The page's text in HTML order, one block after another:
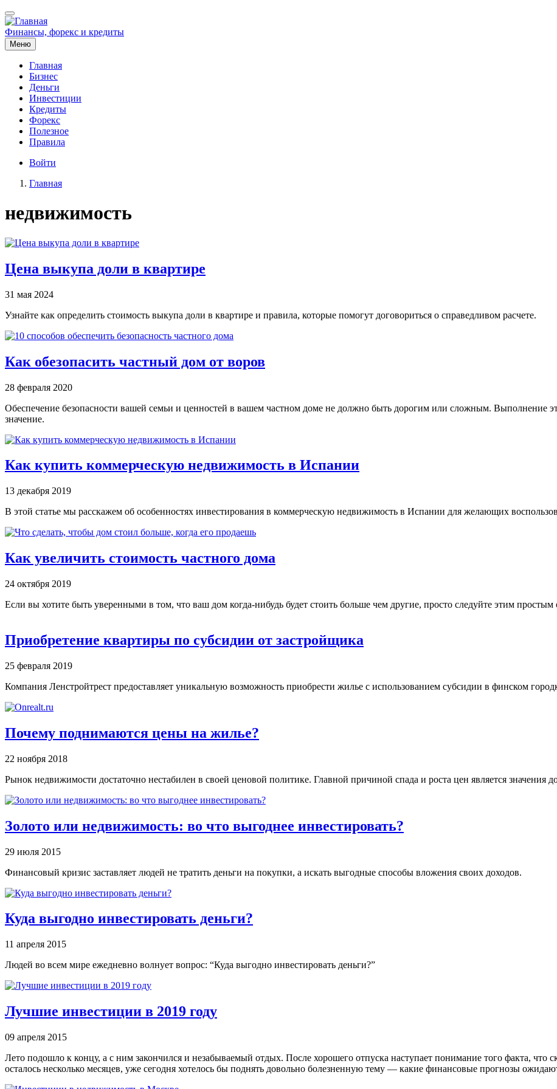
Перейти
к
основному
содержанию
Финансы, форекс и кредиты
Меню
Основная
навигация
Главная
Бизнес
Деньги
Инвестиции
Кредиты
Форекс
Полезное
Правила
Меню
записи
Войти
навигации
Главная
недвижимость
Цена выкупа доли в квартире
31 мая 2024
Узнайте как определить стоимость выкупа доли в квартире и правила, которые помогут договориться о справедливом расчете.
Как обезопасить частный дом от воров
28 февраля 2020
Обеспечение безопасности вашей семьи и ценностей в вашем частном доме не должно быть дорогим или сложным. Выполнение
значение.
Как купить коммерческую недвижимость в Испании
13 декабря 2019
В этой статье мы расскажем об особенностях инвестирования в коммерческую недвижимость в Испании для желающих
Как увеличить стоимость частного дома
24 октября 2019
Если вы хотите быть уверенными в том, что ваш дом когда-нибудь будет стоить больше чем другие, просто следуйте этим
Приобретение квартиры по субсидии от застройщика
25 февраля 2019
Компания Ленстройтрест предоставляет уникальную возможность приобрести жилье с использованием субсидии в финском
Почему поднимаются цены на жилье?
22 ноября 2018
Рынок недвижимости достаточно нестабилен в своей ценовой политике. Главной причиной спада и роста цен является значения
Золото или недвижимость: во что выгоднее инвестировать?
29 июля 2015
Финансовый кризис заставляет людей не тратить деньги на покупки, а искать выгодные способы вложения своих доходов.
Куда выгодно инвестировать деньги?
11 апреля 2015
Людей во всем мире ежедневно волнует вопрос: “Куда выгодно инвестировать деньги?”
Лучшие инвестиции в 2019 году
09 апреля 2015
Лето подошло к концу, а с ним закончился и незабываемый отдых. После хорошего отпуска наступает понимание того факта, что
осталось несколько месяцев, уже сегодня хотелось бы поднять довольно болезненную тему — какие финансовые прогнозы